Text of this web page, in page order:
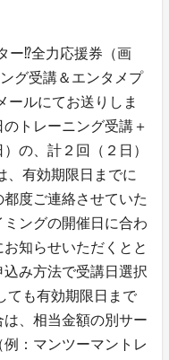
ー⁉全力応援券（画
グ受講＆エンタメプ
ールにてお送りしま
トレーニング受講＋
の、計２回（２日）
、有効期限日までに
度ご連絡させていた
ングの開催日に合わ
知らせいただくとと
み方法で受講日選択
ても有効期限日まで
、相当金額の別サー
：マンツーマントレ